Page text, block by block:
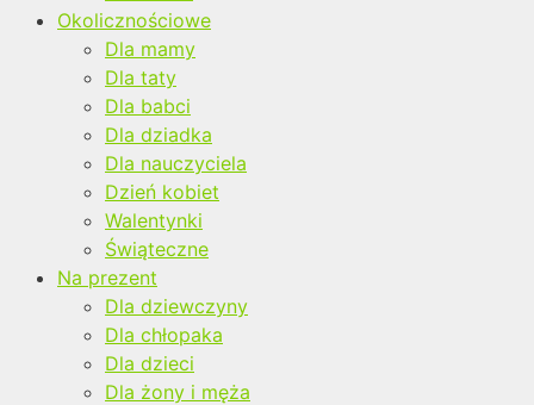
Okolicznościowe
Dla mamy
Dla taty
Dla babci
Dla dziadka
Dla nauczyciela
Dzień kobiet
Walentynki
Świąteczne
Na prezent
Dla dziewczyny
Dla chłopaka
Dla dzieci
Dla żony i męża